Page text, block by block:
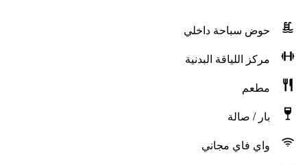
حوض سباحة داخلي
مركز اللياقة البدنية
مطعم
بار / صالة
واي فاي مجاني